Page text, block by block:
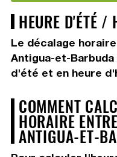
HEURE D'ÉTÉ /
Le décalage
Antigua-et-
d'été et en heure
COMMENT
HORAIRE
ANTIGUA-ET-